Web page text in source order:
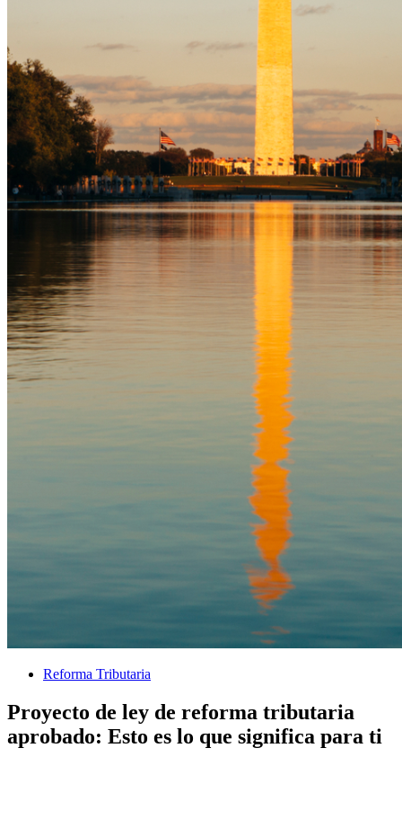
Reforma Tributaria
Proyecto de ley de reforma tributaria
aprobado: Esto es lo que significa para ti